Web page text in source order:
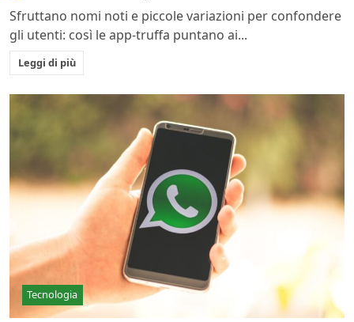
Sfruttano nomi noti e piccole variazioni per confondere
gli utenti: così le app-truffa puntano ai...
Leggi di più
Tecnologia